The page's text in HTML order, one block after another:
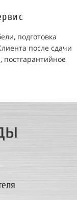
подготовка
после сдачи
постгарантийное